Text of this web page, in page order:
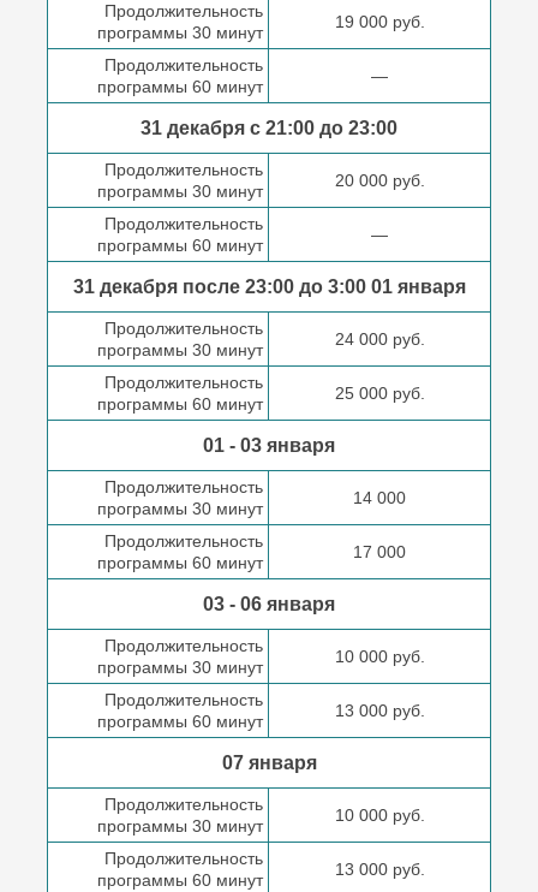
Продолжительность
программы 30 минут
19 000 руб.
Продолжительность
программы 60 минут
—
31 декабря с 21:00 до 23:00
Продолжительность
программы 30 минут
20 000 руб.
Продолжительность
программы 60 минут
—
31 декабря после23:00 до 3:0001 января
Продолжительность
программы 30 минут
24 000 руб.
Продолжительность
программы 60 минут
25 000 руб.
01 - 03 января
Продолжительность
программы 30 минут
14 000
Продолжительность
программы 60 минут
17 000
03 - 06 января
Продолжительность
программы 30 минут
10 000 руб.
Продолжительность
программы 60 минут
13 000 руб.
07 января
Продолжительность
программы 30 минут
10 000 руб.
Продолжительность
программы 60 минут
13 000 руб.